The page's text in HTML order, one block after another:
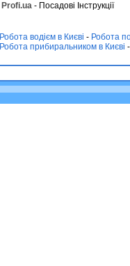
Profi.ua - Посадові Інструкції
Робота водієм в Києві - Робота
Робота прибиральником в Києві -